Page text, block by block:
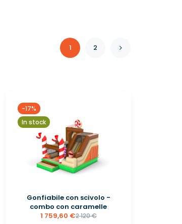
1 2
-17%
In stock
Gonfiabile con scivolo -
combo con caramelle
1 759,60 €2 120 €